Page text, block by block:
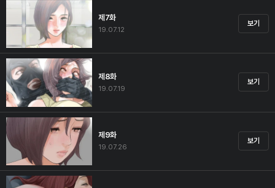
제7화
19.07.12
보기
제8화
19.07.19
보기
제9화
19.07.26
보기